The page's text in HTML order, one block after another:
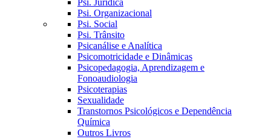
Psi. Jurídica
Psi. Organizacional
Psi. Social
Psi. Trânsito
Psicanálise e Analítica
Psicomotricidade e Dinâmicas
Psicopedagogia, Aprendizagem e
Fonoaudiologia
Psicoterapias
Sexualidade
Transtornos Psicológicos e Dependência
Química
Outros Livros